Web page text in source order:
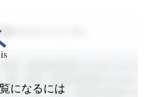
になるには